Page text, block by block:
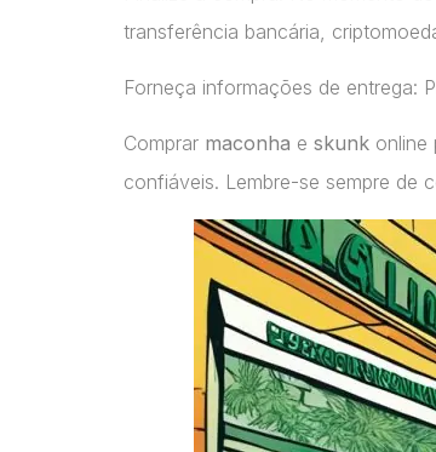
transferência bancária,
Forneça informações de entrega:
Comprar maconha e skunk online
confiáveis. Lembre-se sempre de